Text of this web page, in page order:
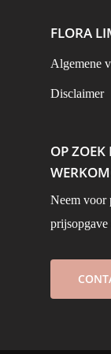
FLORA
Algemene
Disclaimer
OP ZOEK
Neem voor
prijsopgave